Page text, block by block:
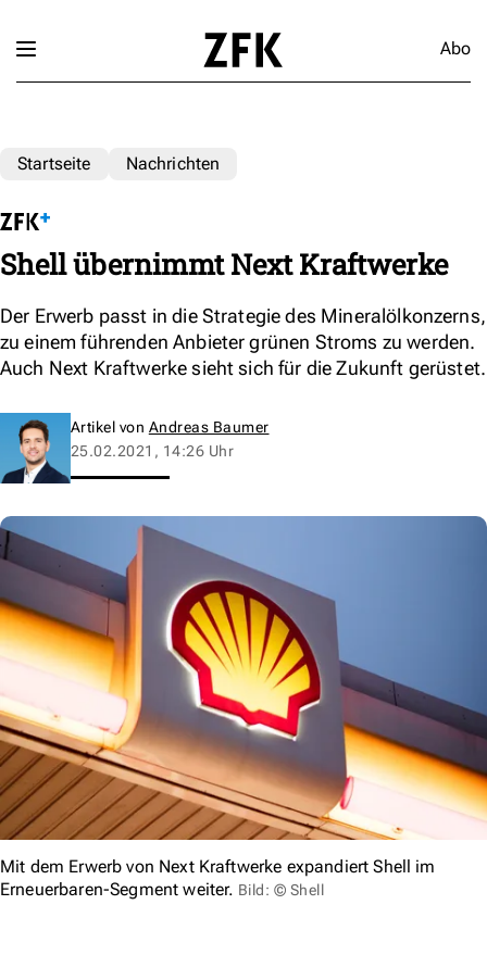
Abo
Startseite Nachrichten
Shell übernimmt Next Kraftwerke
Der Erwerb passt in die Strategie des Mineralölkonzerns,
zu einem führenden Anbieter grünen Stroms zu werden.
Auch Next Kraftwerke sieht sich für die Zukunft gerüstet.
Artikel von Andreas Baumer
25.02.2021, 14:26 Uhr
Mit dem Erwerb von Next Kraftwerke expandiert Shell im
Erneuerbaren-Segment weiter. Bild: © Shell